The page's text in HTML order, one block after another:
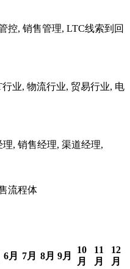
控, 销售管理, LTC线索到回
业, 物流行业, 贸易行业, 电
, 销售经理, 渠道经理,
流程体
6月 7月 8月 9月
10
月
11
月
12
月